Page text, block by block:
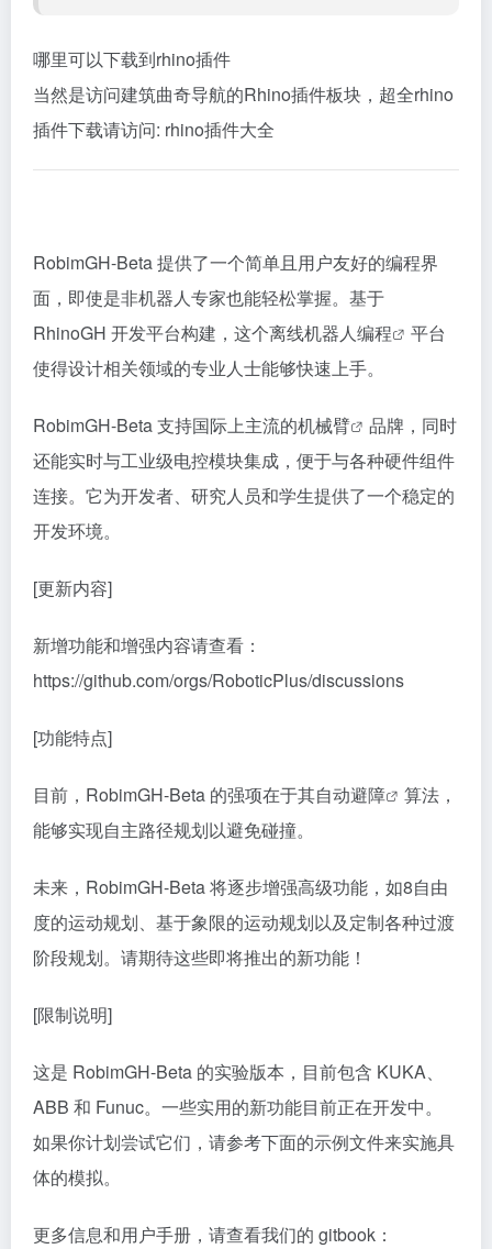
哪里可以下载到rhino插件
当然是访问建筑曲奇导航的Rhino插件板块，超全rhino
插件下载请访问: rhino插件大全
RobimGH-Beta 提供了一个简单且用户友好的编程界
面，即使是非机器人专家也能轻松掌握。基于
RhinoGH 开发平台构建，这个离线机器人编程
平台
使得设计相关领域的专业人士能够快速上手。
RobimGH-Beta 支持国际上主流的机械臂
品牌，同时
还能实时与工业级电控模块集成，便于与各种硬件组件
连接。它为开发者、研究人员和学生提供了一个稳定的
开发环境。
[更新内容]
新增功能和增强内容请查看：
https://github.com/orgs/RoboticPlus/discussions
[功能特点]
目前，RobimGH-Beta 的强项在于其自动避障
算法，
能够实现自主路径规划以避免碰撞。
未来，RobimGH-Beta 将逐步增强高级功能，如8自由
度的运动规划、基于象限的运动规划以及定制各种过渡
阶段规划。请期待这些即将推出的新功能！
[限制说明]
这是 RobimGH-Beta 的实验版本，目前包含 KUKA、
ABB 和 Funuc。一些实用的新功能目前正在开发中。
如果你计划尝试它们，请参考下面的示例文件来实施具
体的模拟。
更多信息和用户手册，请查看我们的 gitbook：